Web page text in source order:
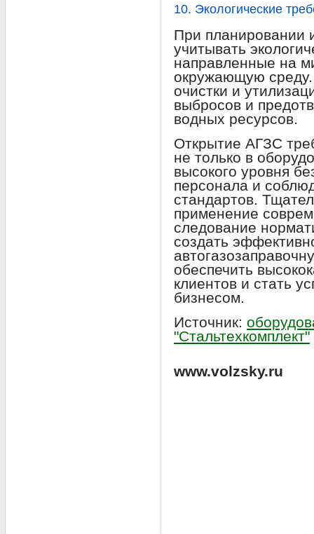
10. Экологические
При планировании
учитывать
направленные на
окружающую
очистки и
выбросов и
водных ресурсов.
Открытие АГЗС
не только в
высокого уровня
персонала и
стандартов.
применение
следование
создать
обеспечить
клиентов и стать
бизнесом.
Источник:
"Стальтехкомплект"
www.volzsky.ru